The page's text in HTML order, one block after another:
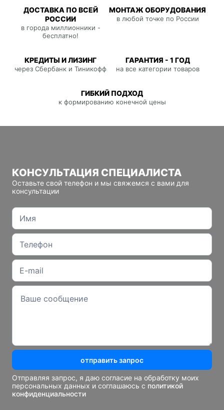
ДОСТАВКА ПО ВСЕЙ
РОССИИ
в города миллионники -
бесплатно!
МОНТАЖ ОБОРУДОВАНИЯ
в любой точке по России
КРЕДИТЫ И ЛИЗИНГ
через Сбербанк и Тиникофф
ГАРАНТИЯ - 1 ГОД
на все категории товаров
ГИБКИЙ ПОДХОД
к формированию конечной цены
КОНСУЛЬТАЦИЯ СПЕЦИАЛИСТА
Оставьте свой телефон и мы свяжемся с вами для
консультации
отправить запрос
Отправляя запрос, я даю согласие на обработку моих
персональных данных и соглашаюсь с политикой
конфиденциальности